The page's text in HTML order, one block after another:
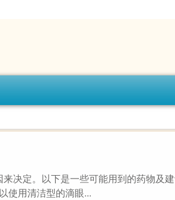
决定。以下是一些可能用到的药物及
使用清洁型的滴眼...